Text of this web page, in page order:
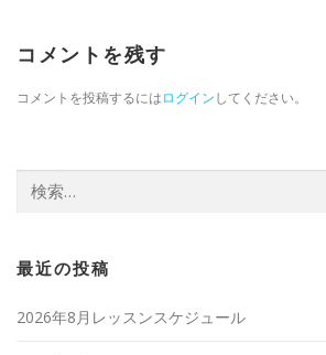
コメントを残す
コメントを投稿するにはログインしてください。
検索:
最近の投稿
2026年8月レッスンスケジュール